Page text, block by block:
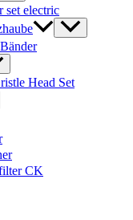
set electric
Head Set
CK